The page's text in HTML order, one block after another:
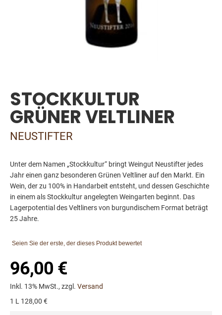
beginning
of
the
images
gallery
STOCKKULTUR
GRÜNER VELTLINER
NEUSTIFTER
Unter dem Namen „Stockkultur“ bringt Weingut Neustifter jedes
Jahr einen ganz besonderen Grünen Veltliner auf den Markt. Ein
Wein, der zu 100% in Handarbeit entsteht, und dessen Geschichte
in einem als Stockkultur angelegten Weingarten beginnt. Das
Lagerpotential des Veltliners von burgundischem Format beträgt
25 Jahre.
Seien Sie der erste, der dieses Produkt bewertet
96,00 €
Inkl. 13% MwSt., zzgl. Versand
1 L 128,00 €